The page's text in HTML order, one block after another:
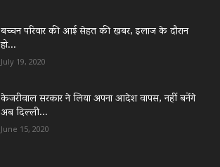
बच्चन परिवार की आई सेहत की खबर, इलाज के दौरान
हो...
July 19, 2020
केजरीवाल सरकार ने लिया अपना आदेश वापस, नहीं बनेंगे
अब दिल्ली...
June 15, 2020